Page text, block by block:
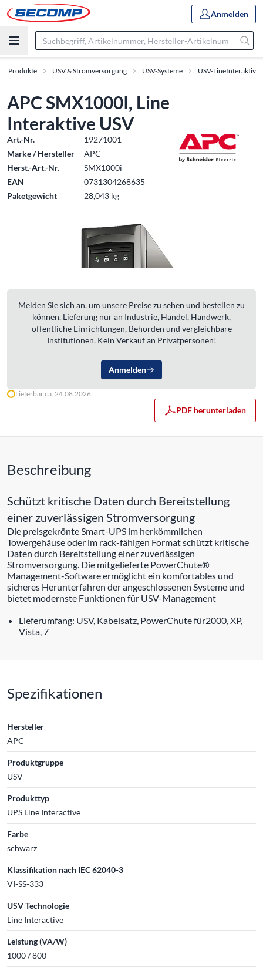
Anmelden
Produkte USV & Stromversorgung USV-Systeme USV-LineInteraktiv
APC SMX1000I, Line
Interaktive USV
Art.-Nr.
19271001
Marke / Hersteller
APC
Herst.-Art.-Nr.
SMX1000i
EAN
0731304268635
Paketgewicht
28,043 kg
Melden Sie sich an, um unsere Preise zu sehen und bestellen zu
können. Lieferung nur an Industrie, Handel, Handwerk,
öffentliche Einrichtungen, Behörden und vergleichbare
Institutionen. Kein Verkauf an Privatpersonen!
Anmelden
Lieferbar ca. 24.08.2026
PDF herunterladen
Beschreibung
Schützt kritische Daten durch Bereitstellung
einer zuverlässigen Stromversorgung
Die preisgekrönte Smart-UPS im herkömmlichen
Towergehäuse oder im rack-fähigen Format schützt kritische
Daten durch Bereitstellung einer zuverlässigen
Stromversorgung. Die mitgelieferte PowerChute®
Management-Software ermöglicht ein komfortables und
sicheres Herunterfahren der angeschlossenen Systeme und
bietet modernste Funktionen für USV-Management
Lieferumfang: USV, Kabelsatz, PowerChute für2000, XP,
Vista, 7
Spezifikationen
Hersteller
APC
Produktgruppe
USV
Produkttyp
UPS Line Interactive
Farbe
schwarz
Klassifikation nach IEC 62040-3
VI-SS-333
USV Technologie
Line Interactive
Leistung (VA/W)
1000 / 800